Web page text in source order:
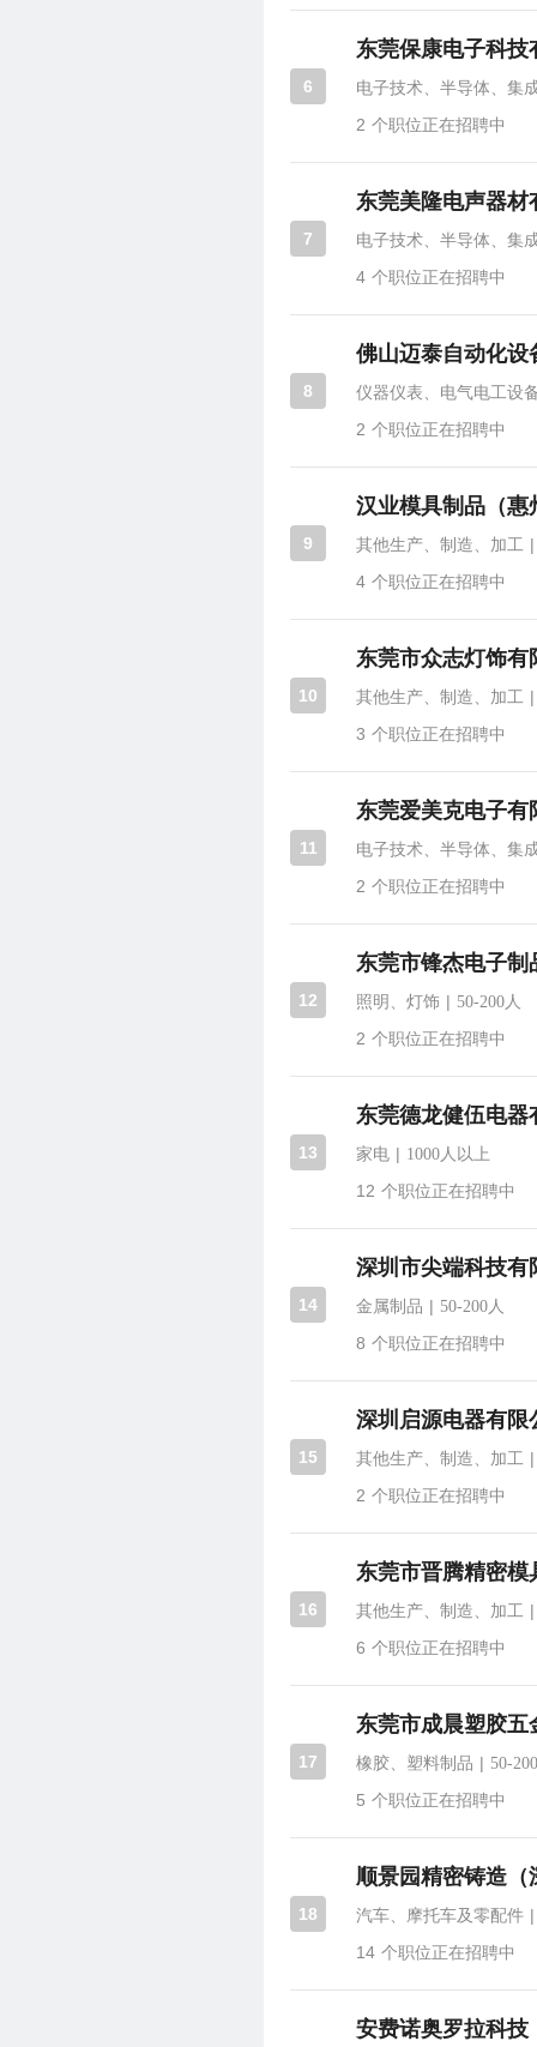
6
东莞保康电子科技
电子技术、半导体、集
2 个职位正在招聘中
7
东莞美隆电声器材
电子技术、半导体、集
4 个职位正在招聘中
8
佛山迈泰自动化设
仪器仪表、电气电工设
2 个职位正在招聘中
9
汉业模具制品（惠
其他生产、制造、加工 |
4 个职位正在招聘中
10
东莞市众志灯饰有
其他生产、制造、加工 |
3 个职位正在招聘中
11
东莞爱美克电子有
电子技术、半导体、集
2 个职位正在招聘中
12
东莞市锋杰电子制
照明、灯饰 | 50-200人
2 个职位正在招聘中
13
东莞德龙健伍电器
家电 | 1000人以上
12 个职位正在招聘中
14
深圳市尖端科技有
金属制品 | 50-200人
8 个职位正在招聘中
15
深圳启源电器有限
其他生产、制造、加工 |
2 个职位正在招聘中
16
东莞市晋腾精密模
其他生产、制造、加工 |
6 个职位正在招聘中
17
东莞市成晨塑胶五
橡胶、塑料制品 | 50-
5 个职位正在招聘中
18
顺景园精密铸造（
汽车、摩托车及零配件 |
14 个职位正在招聘中
安费诺奥罗拉科技